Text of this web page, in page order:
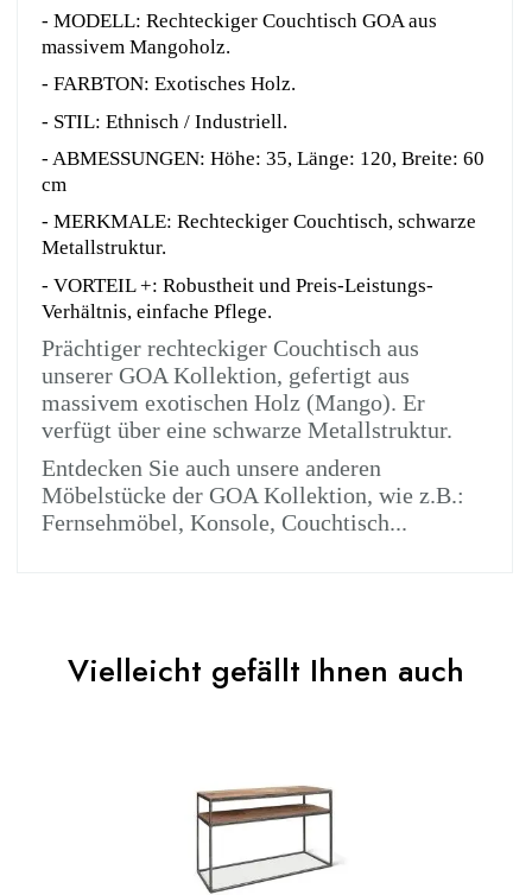
- MODELL: Rechteckiger Couchtisch GOA aus
massivem Mangoholz.
- FARBTON: Exotisches Holz.
- STIL: Ethnisch / Industriell.
- ABMESSUNGEN: Höhe: 35, Länge: 120, Breite: 60
cm
- MERKMALE: Rechteckiger Couchtisch, schwarze
Metallstruktur.
- VORTEIL +: Robustheit und Preis-Leistungs-
Verhältnis, einfache Pflege.
Prächtiger rechteckiger Couchtisch aus
unserer GOA Kollektion, gefertigt aus
massivem exotischen Holz (Mango). Er
verfügt über eine schwarze Metallstruktur.
Entdecken Sie auch unsere anderen
Möbelstücke der GOA Kollektion, wie z.B.:
Fernsehmöbel, Konsole, Couchtisch...
Alter Erwachsener
Braun - Holz
Lieferzeiten (Anz.
You Must Login To Review
Vielleicht gefällt Ihnen auch